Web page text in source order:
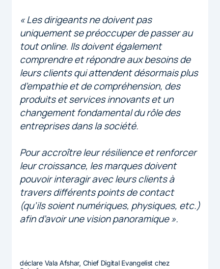
« Les dirigeants ne doivent pas
uniquement se préoccuper de passer au
tout online. Ils doivent également
comprendre et répondre aux besoins de
leurs clients qui attendent désormais plus
d’empathie et de compréhension, des
produits et services innovants et un
changement fondamental du rôle des
entreprises dans la société.
Pour accroître leur résilience et renforcer
leur croissance, les marques doivent
pouvoir interagir avec leurs clients à
travers différents points de contact
(qu’ils soient numériques, physiques, etc.)
afin d’avoir une vision panoramique ».
déclare Vala Afshar, Chief Digital Evangelist chez